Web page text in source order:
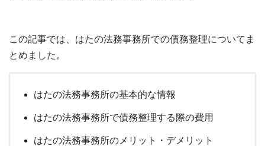
この記事では、はたの法務事務所での債務整理についてま
とめました。
はたの法務事務所の基本的な情報
はたの法務事務所で債務整理する際の費用
はたの法務事務所のメリット・デメリット